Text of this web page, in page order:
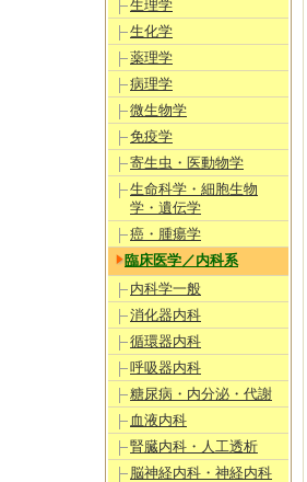
生理学
生化学
薬理学
病理学
微生物学
免疫学
寄生虫・医動物学
生命科学・細胞生物
学・遺伝学
癌・腫瘍学
臨床医学／内科系
内科学一般
消化器内科
循環器内科
呼吸器内科
糖尿病・内分泌・代謝
血液内科
腎臓内科・人工透析
脳神経内科・神経内科